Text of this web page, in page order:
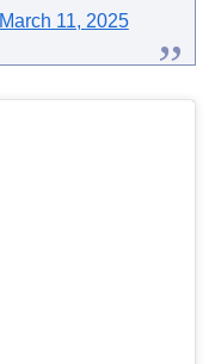
March 11, 2025